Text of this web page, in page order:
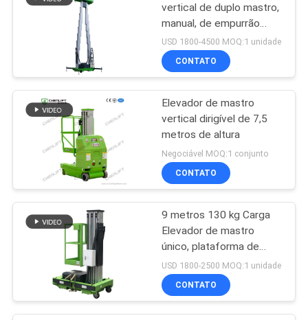
NOTÍCIAS
SOLICITE UM
ORÇAMENTO
POLÍTICA
PRIVACIDADE
Mini Scissor Lift
26
Plataforma de
elevação vertical
37
vertical de duplo mastro,
manual, de empurrão
para uma altura de
plataforma de 10 m
USD 1800-4500 MOQ:1 unidade
CONTATO
Elevador de mastro
vertical dirigível de 7,5
metros de altura
Negociável MOQ:1 conjunto
CONTATO
9 metros 130 kg Carga
Elevador de mastro
único, plataforma de
trabalho aéreo móvel de
alumínio
USD 1800-2500 MOQ:1 unidade
CONTATO